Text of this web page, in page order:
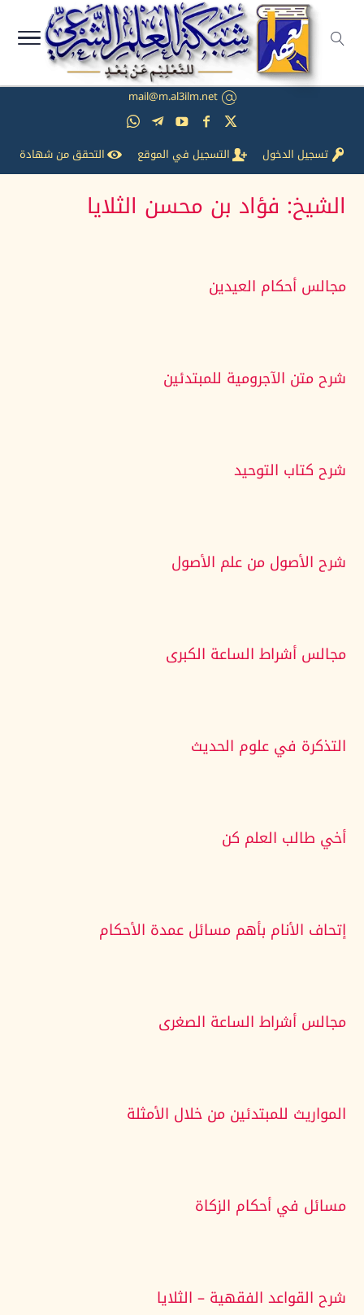
mail@m.al3ilm.net
تسجيل الدخول التسجيل في الموقع التحقق من شهادة
الشيخ: فؤاد بن محسن الثلايا
مجالس أحكام العيدين
شرح متن الآجرومية للمبتدئين
شرح كتاب التوحيد
شرح الأصول من علم الأصول
مجالس أشراط الساعة الكبرى
التذكرة في علوم الحديث
أخي طالب العلم كن
إتحاف الأنام بأهم مسائل عمدة الأحكام
مجالس أشراط الساعة الصغرى
المواريث للمبتدئين من خلال الأمثلة
مسائل في أحكام الزكاة
شرح القواعد الفقهية – الثلايا